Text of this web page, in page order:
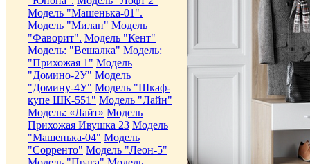
Модель "Машенька-01".
Модель "Милан" Модель
"Фаворит". Модель "Кент"
Модель: "Вешалка" Модель:
"Прихожая 1" Модель
"Домино-2У" Модель
"Домину-4У" Модель "Шкаф-
купе ШК-551" Модель "Лайн"
Модель: «Лайт» Модель
Прихожая Ивушка 23 Модель
"Машенька-04" Модель
"Сорренто" Модель "Леон-5"